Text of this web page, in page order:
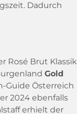
Dadurch
Rosé Brut Klassik
Gold
Guide Österreich
2024 ebenfalls
erhielt der